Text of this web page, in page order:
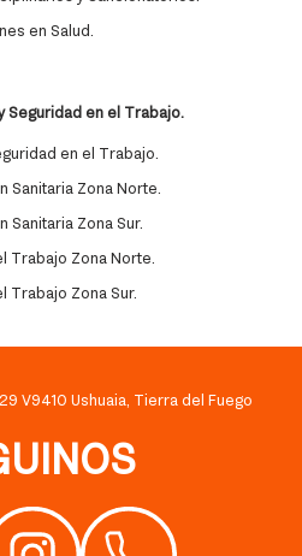
en Salud.
Seguridad en el Trabajo.
en el Trabajo.
Sanitaria Zona Norte.
Zona Sur.
Trabajo Zona Norte.
Trabajo Zona Sur.
V9410 Ushuaia, Tierra del Fuego